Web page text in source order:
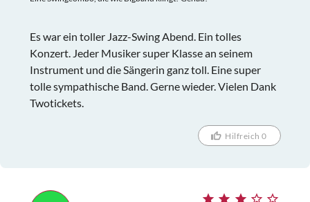
Es war ein toller Jazz-Swing Abend. Ein tolles
Konzert. Jeder Musiker super Klasse an seinem
Instrument und die Sängerin ganz toll. Eine super
tolle sympathische Band. Gerne wieder. Vielen Dank
Twotickets.
Hilfreich 0